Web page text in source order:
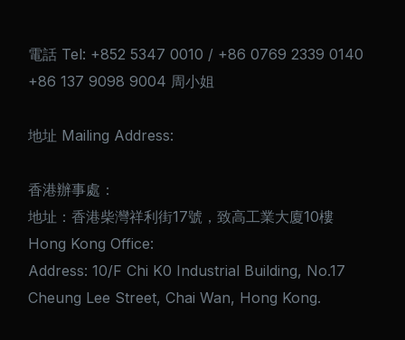
電話 Tel: +852 5347 0010 / +86 0769 2339 0140
+86 137 9098 9004 周小姐
地址 Mailing Address:
香港辦事處：
地址：香港柴灣祥利街17號，致高工業大廈10樓
Hong Kong Office:
Address: 10/F Chi K0 Industrial Building, No.17
Cheung Lee Street, Chai Wan, Hong Kong.